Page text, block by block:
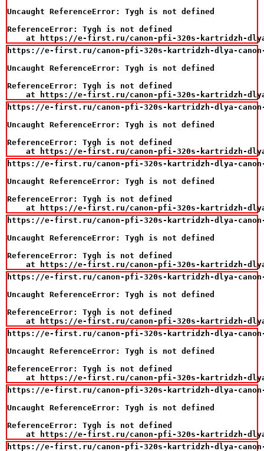
Uncaught ReferenceError: Tygh is not defined
ReferenceError: Tygh is not defined
at https://e-first.ru/canon-pfi-320s-kartridzh-
https://e-first.ru/canon-pfi-320s-kartridzh-dlya-canon-
Uncaught ReferenceError: Tygh is not defined
ReferenceError: Tygh is not defined
at https://e-first.ru/canon-pfi-320s-kartridzh-
https://e-first.ru/canon-pfi-320s-kartridzh-dlya-canon-
Uncaught ReferenceError: Tygh is not defined
ReferenceError: Tygh is not defined
at https://e-first.ru/canon-pfi-320s-kartridzh-
https://e-first.ru/canon-pfi-320s-kartridzh-dlya-canon-
Uncaught ReferenceError: Tygh is not defined
ReferenceError: Tygh is not defined
at https://e-first.ru/canon-pfi-320s-kartridzh-
https://e-first.ru/canon-pfi-320s-kartridzh-dlya-canon-
Uncaught ReferenceError: Tygh is not defined
ReferenceError: Tygh is not defined
at https://e-first.ru/canon-pfi-320s-kartridzh-
https://e-first.ru/canon-pfi-320s-kartridzh-dlya-canon-
Uncaught ReferenceError: Tygh is not defined
ReferenceError: Tygh is not defined
at https://e-first.ru/canon-pfi-320s-kartridzh-
https://e-first.ru/canon-pfi-320s-kartridzh-dlya-canon-
Uncaught ReferenceError: Tygh is not defined
ReferenceError: Tygh is not defined
at https://e-first.ru/canon-pfi-320s-kartridzh-
https://e-first.ru/canon-pfi-320s-kartridzh-dlya-canon-
Uncaught ReferenceError: Tygh is not defined
ReferenceError: Tygh is not defined
at https://e-first.ru/canon-pfi-320s-kartridzh-
https://e-first.ru/canon-pfi-320s-kartridzh-dlya-canon-